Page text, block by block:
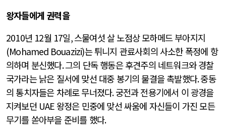
왕자들에게 권력을
2010년 12월 17일,스물여섯 살 노점상 모하메드 부아지지
(Mohamed Bouazizi)는 튀니지 관료사회의 사소한 폭정에 항
의하며 분신했다.그의 단독 행동은 후견주의 네트워크와 경찰
국가라는 낡은 질서에 맞선 대중 봉기의 물결을 촉발했다.중동
의 통치자들은 차례로 무너졌다.궁전과 전용기에서 이 광경을
지켜보던 UAE 왕정은 민중에 맞선 싸움에 자신들이 가진 모든
무기를 쏟아부을 준비를 했다.